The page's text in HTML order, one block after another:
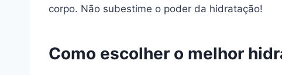
corpo. Não subestime o poder da hidratação!
Como escolher o melhor